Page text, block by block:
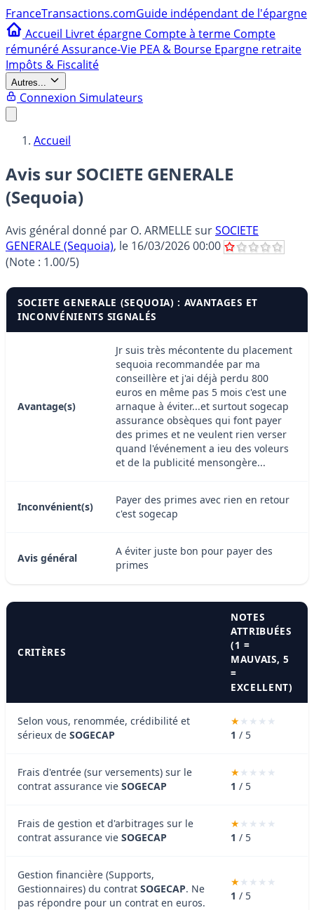
FranceTransactions.comGuide indépendant de l'épargne
Accueil Livret épargne Compte à terme Compte
rémunéréAssurance-Vie PEA & Bourse Epargne retraite
Impôts & Fiscalité
Autres...
Connexion Simulateurs
Accueil
Avis sur SOCIETE GENERALE
(Sequoia)
Avis général donné par O. ARMELLE surSOCIETE
GENERALE (Sequoia), le 16/03/2026 00:00
(Note : 1.00/5)
SOCIETE GENERALE (SEQUOIA) : AVANTAGES ET
INCONVÉNIENTS SIGNALÉS
Avantage(s)
Jr suis très mécontente du placement
sequoia recommandée par ma
conseillère et j'ai déjà perdu 800
euros en même pas 5 mois c'est une
arnaque à éviter...et surtout sogecap
assurance obsèques qui font payer
des primes et ne veulent rien verser
quand l'événement a ieu des voleurs
et de la publicité mensongère...
Inconvénient(s)
Payer des primes avec rien en retour
c'est sogecap
Avis général
A éviter juste bon pour payer des
primes
CRITÈRES
NOTES
ATTRIBUÉES
(1 =
MAUVAIS, 5
=
EXCELLENT)
Selon vous, renommée, crédibilité et
sérieux de SOGECAP 1 / 5
Frais d'entrée (sur versements) sur le
contrat assurance vie SOGECAP 1 / 5
Frais de gestion et d'arbitrages sur le
contrat assurance vie SOGECAP 1 / 5
Gestion financière (Supports,
Gestionnaires) du contrat SOGECAP. Ne
pas répondre pour un contrat en euros.
1 / 5